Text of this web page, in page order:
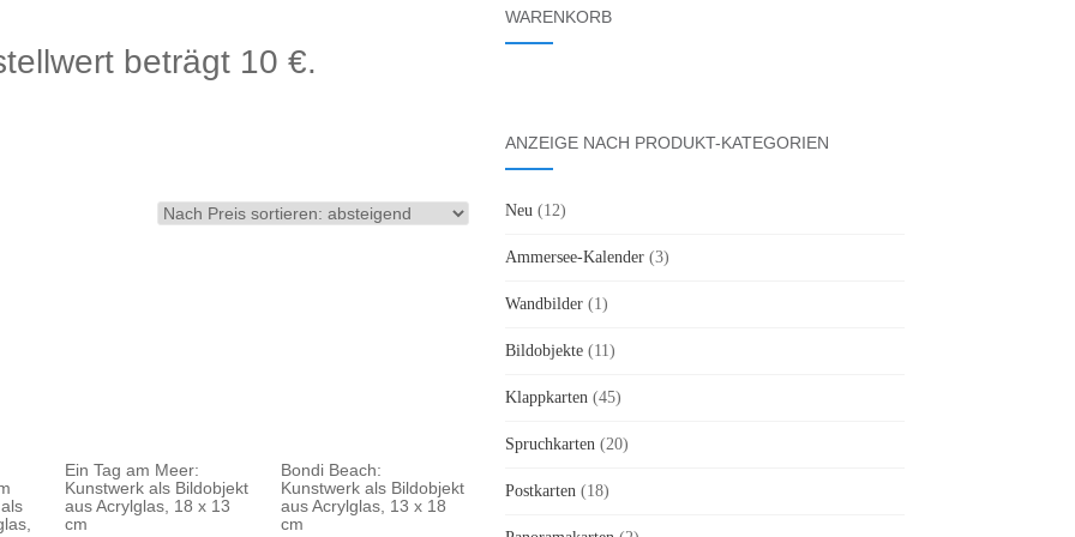
beträgt 10 €.
Ein Tag am Meer:
Kunstwerk als Bildobjekt
aus Acrylglas, 18 x 13
cm
Bondi Beach:
Kunstwerk als Bildobjekt
aus Acrylglas, 13 x 18
cm
WARENKORB
ANZEIGE NACH PRODUKT-KATEGORIEN
Neu (12)
Ammersee-Kalender (3)
Wandbilder (1)
Bildobjekte (11)
Klappkarten (45)
Spruchkarten (20)
Postkarten (18)